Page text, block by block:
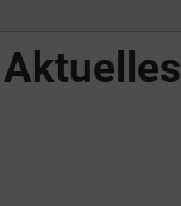
Aktuelles